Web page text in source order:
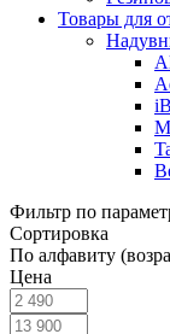
Товары для
Фильтр по
Сортировка
По алфавиту
Цена